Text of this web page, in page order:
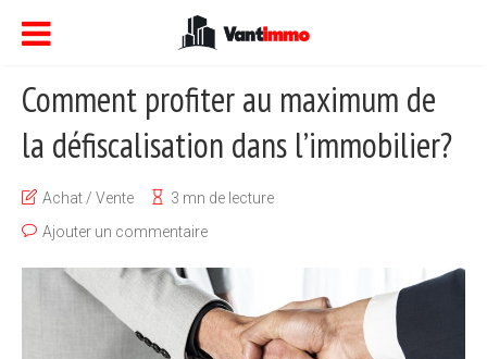
Comment profiter au maximum de
la défiscalisation dans l’immobilier?
Achat / Vente
3 mn de lecture
Ajouter un commentaire